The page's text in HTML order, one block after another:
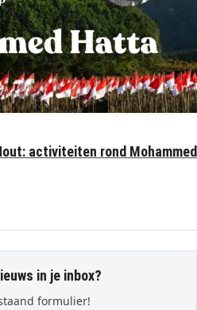
activiteiten rond Mohammed
in je inbox?
formulier!